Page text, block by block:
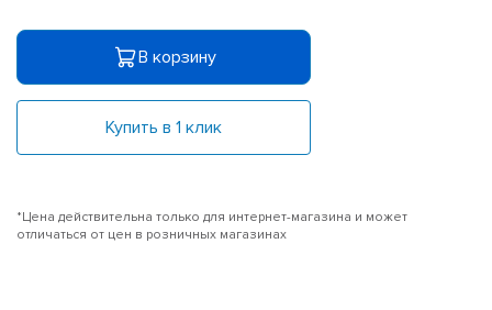
В корзину
Купить в 1 клик
*Цена действительна только для интернет-магазина и может
отличаться от цен в розничных магазинах